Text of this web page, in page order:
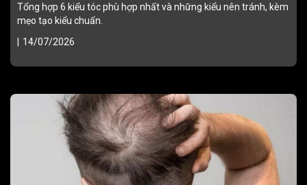
Tổng hợp 6 kiểu tóc phù hợp nhất và những kiểu nên tránh, kèm
mẹo tạo kiểu chuẩn.
| 14/07/2026